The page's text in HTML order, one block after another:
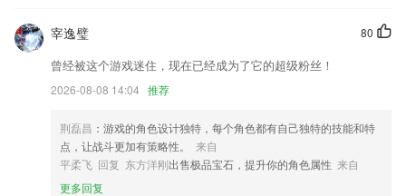
联系我们
以上就是皇彩网app下载的介绍，如果您喜欢这款软件，您可以到应用商
店进行打分评论，说出您的使用经历，以帮助我们更好的对产品进行优化
80
宰逸璧
曾经被这个游戏迷住，现在已经成为了它的超级粉丝！
2026-08-08 14:04 推荐
荆磊昌 ：游戏的角色设计独特，每个角色都有自己独特的技能和特
点，让战斗更加有策略性。
来自
平柔飞 回复 东方洋刚出售极品宝石，提升你的角色属性 来自
更多回复